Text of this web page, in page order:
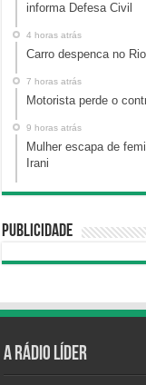
informa Defesa Civil
4 horas atrás
Carro despenca no
7 horas atrás
Motorista perde o
9 horas atrás
Mulher escapa de
Irani
Publicidade
A Rádio Líder